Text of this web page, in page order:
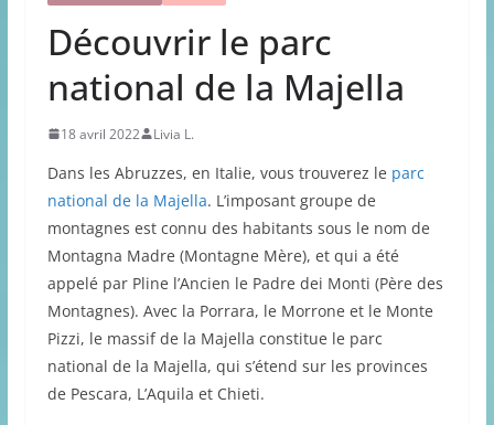
Découvrir le parc
national de la Majella
18 avril 2022 Livia L.
Dans les Abruzzes, en Italie, vous trouverez le parc
national de la Majella. L’imposant groupe de
montagnes est connu des habitants sous le nom de
Montagna Madre (Montagne Mère), et qui a été
appelé par Pline l’Ancien le Padre dei Monti (Père des
Montagnes). Avec la Porrara, le Morrone et le Monte
Pizzi, le massif de la Majella constitue le parc
national de la Majella, qui s’étend sur les provinces
de Pescara, L’Aquila et Chieti.